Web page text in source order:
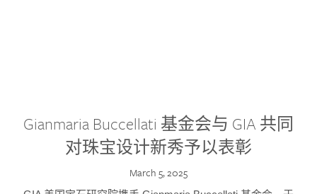
Gianmaria Buccellati 基金会与 GIA 共同
对珠宝设计新秀予以表彰
March 5, 2025